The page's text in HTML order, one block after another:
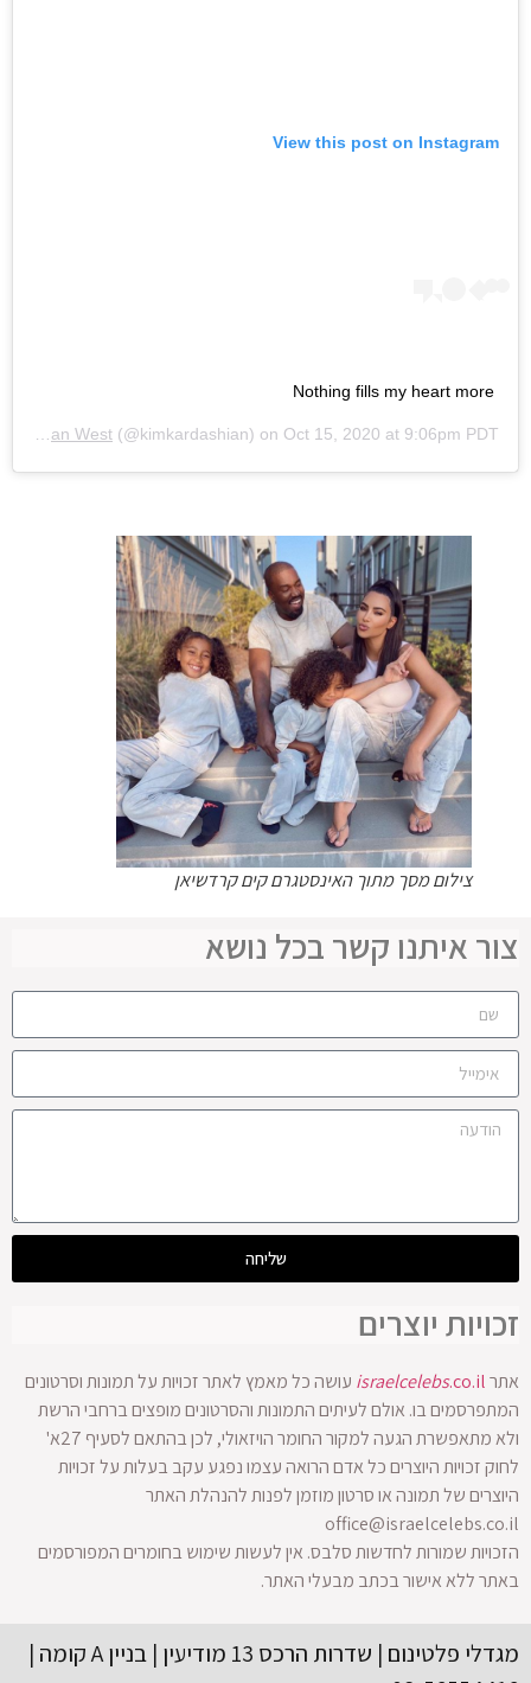
View this post on Instagram
Nothing fills my heart more
Kim Kardashian West (@kimkardashian) on Oct 15, 2020 at 9:06pm PDT
צילום מסך מתוך האינסטגרם קים קרדשיאן
צור איתנו קשר בכל נושא
שליחה
זכויות יוצרים
אתר israelcelebs.co.il
עושה כל מאמץ לאתר זכויות על תמונות וסרטונים
המתפרסמים בו. אולם לעיתים התמונות והסרטונים מופצים ברחבי הרשת
ולא מתאפשרת הגעה למקור החומר הויזאולי, לכן בהתאם לסעיף 27א'
לחוק זכויות היוצרים כל אדם הרואה עצמו נפגע עקב בעלות על זכויות
היוצרים של תמונה או סרטון מוזמן לפנות להנהלת האתר
office@israelcelebs.co.il
הזכויות שמורות לחדשות סלבס. אין לעשות שימוש בחומרים המפורסמים
באתר ללא אישור בכתב מבעלי האתר.
מגדלי פלטינום | שדרות הרכס 13 מודיעין | בניין A קומה |